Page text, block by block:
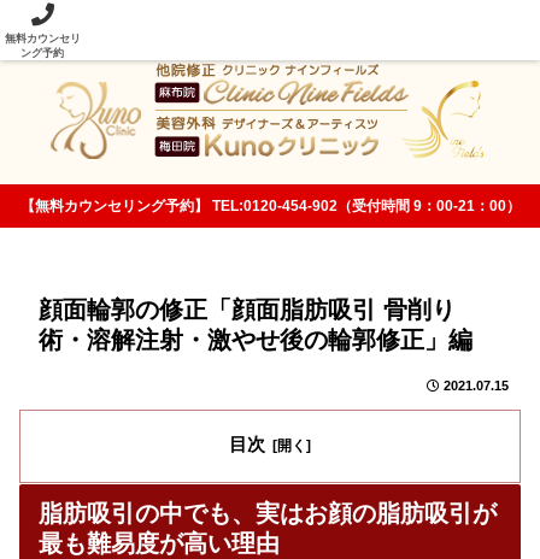
【無料カウンセリング予約】 TEL:0120-454-902（受付時間 9：00-21：00）
顔面輪郭の修正「顔面脂肪吸引 骨削り
術・溶解注射・激やせ後の輪郭修正」編
2021.07.15
目次
脂肪吸引の中でも、実はお顔の脂肪吸引が
最も難易度が高い理由
無料カウンセリ
ング予約